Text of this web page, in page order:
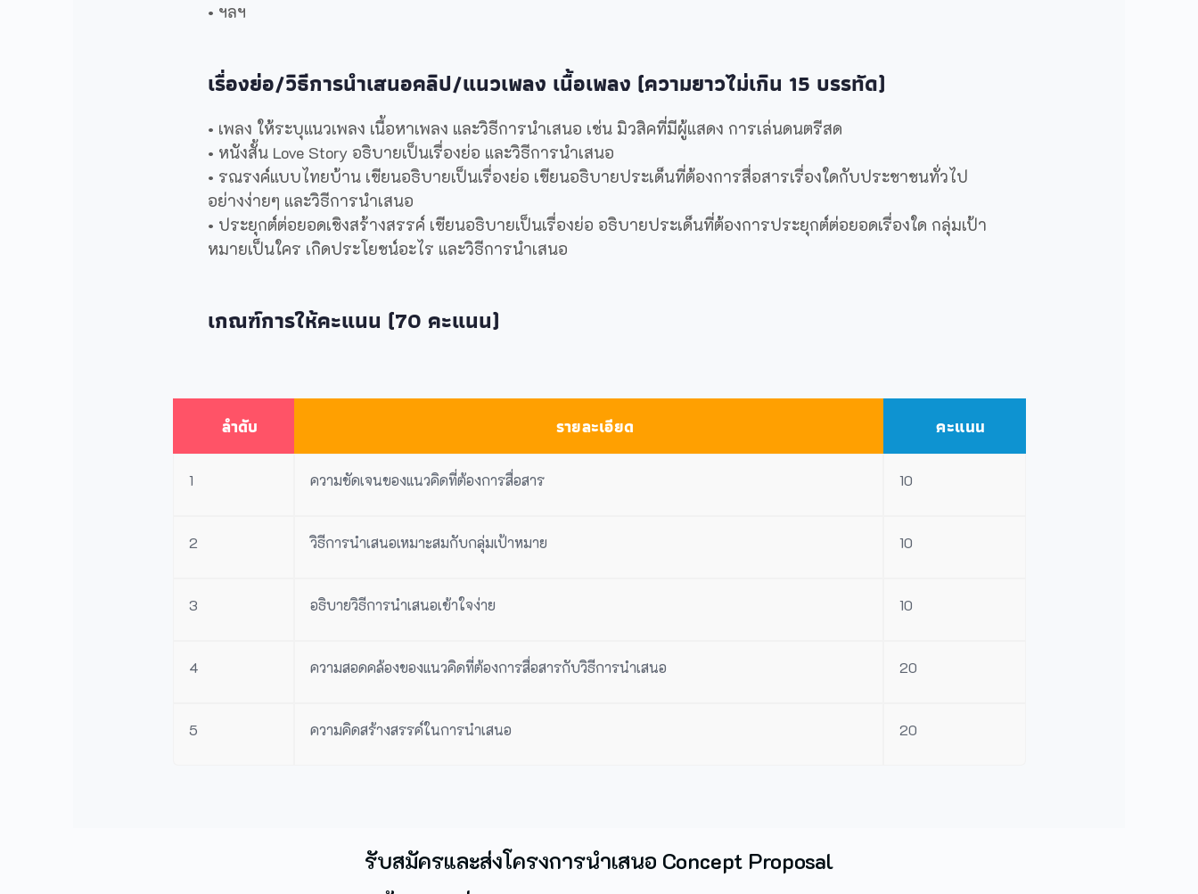
• ฯลฯ
เรื่องย่อ/วิธีการนำเสนอคลิป/แนวเพลง เนื้อเพลง (ความยาวไม่เกิน 15 บรรทัด)
• เพลง ให้ระบุแนวเพลง เนื้อหาเพลง และวิธีการนำเสนอ เช่น มิวสิคที่มีผู้แสดง การเล่นดนตรีสด
• หนังสั้น Love Story อธิบายเป็นเรื่องย่อ และวิธีการนำเสนอ
• รณรงค์แบบไทยบ้าน เขียนอธิบายเป็นเรื่องย่อ เขียนอธิบายประเด็นที่ต้องการสื่อสารเรื่องใดกับประชาชนทั่วไป
อย่างง่ายๆ และวิธีการนำเสนอ
• ประยุกต์ต่อยอดเชิงสร้างสรรค์ เขียนอธิบายเป็นเรื่องย่อ อธิบายประเด็นที่ต้องการประยุกต์ต่อยอดเรื่องใด กลุ่มเป้า
หมายเป็นใคร เกิดประโยชน์อะไร และวิธีการนำเสนอ
เกณฑ์การให้คะแนน (70 คะแนน)
ลำดับ รายละเอียด คะแนน
1 ความชัดเจนของแนวคิดที่ต้องการสื่อสาร 10
2 วิธีการนำเสนอเหมาะสมกับกลุ่มเป้าหมาย 10
3 อธิบายวิธีการนำเสนอเข้าใจง่าย 10
4 ความสอดคล้องของแนวคิดที่ต้องการสื่อสารกับวิธีการนำเสนอ 20
5 ความคิดสร้างสรรค์ในการนำเสนอ 20
รับสมัครและส่งโครงการนำเสนอ Concept Proposal